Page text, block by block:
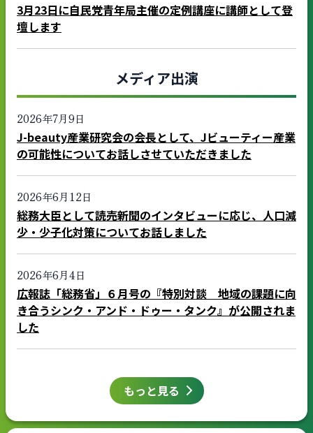
3月23日に自民党青年局主催の定例講座に講師として登
壇します
メディア出演
2026年7月9日
J-beauty産業研究会の会長として、Jビューティー産業
の可能性についてお話しさせていただきました
2026年6月12日
総務大臣として読売新聞のインタビューに応じ、人口減
少・少子化対策についてお話しました
2026年6月4日
広報誌「総務省」６月号の『特別対談 地域の課題に向
き合うシンク・アンド・ドゥー・タンク』が公開されま
した
もっと見る